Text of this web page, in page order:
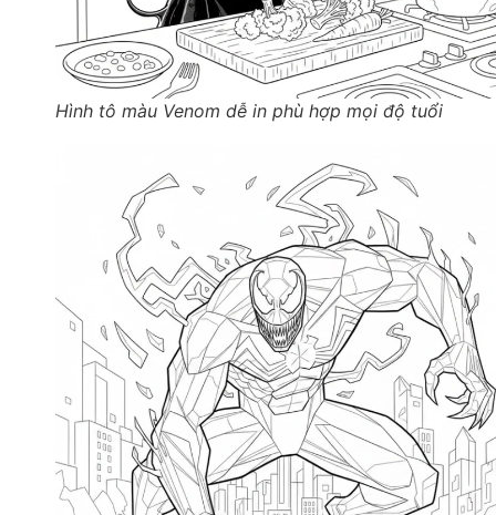
Hình tô màu Venom dễ in phù hợp mọi độ tuổi